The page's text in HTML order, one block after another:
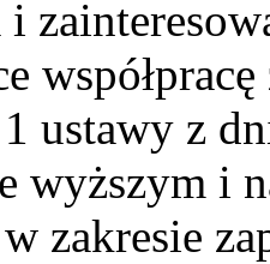
ustawy z
wyższym i
zakresie